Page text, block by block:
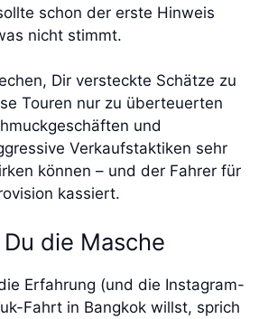
schon der erste Hinweis
nicht stimmt.
Dir versteckte Schätze zu
Touren nur zu überteuerten
und
Verkaufstaktiken sehr
können – und der Fahrer für
kassiert.
die Masche
Erfahrung (und die Instagram-
Fahrt in Bangkok willst, sprich